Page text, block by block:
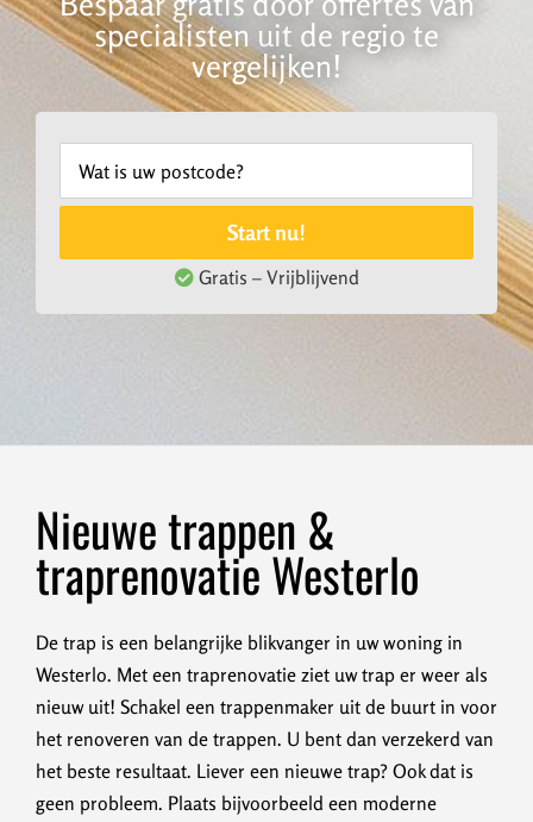
specialisten uit de regio te
vergelijken!
Start nu!
Gratis – Vrijblijvend
Nieuwe trappen &
traprenovatie Westerlo
De trap is een belangrijke blikvanger in uw woning in
Westerlo. Met een traprenovatie ziet uw trap er weer als
nieuw uit! Schakel een trappenmaker uit de buurt in voor
het renoveren van de trappen. U bent dan verzekerd van
het beste resultaat. Liever een nieuwe trap? Ook dat is
geen probleem. Plaats bijvoorbeeld een moderne